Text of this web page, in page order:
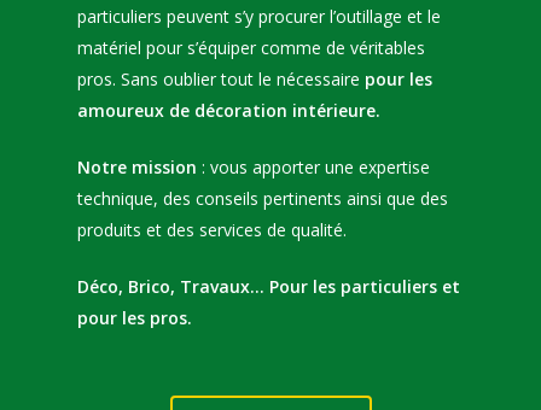
particuliers peuvent s’y procurer l’outillage et le
matériel pour s’équiper comme de véritables
pros. Sans oublier tout le nécessaire pour les
amoureux de décoration intérieure.
Notre mission : vous apporter une expertise
technique, des conseils pertinents ainsi que des
produits et des services de qualité.
Déco, Brico, Travaux… Pour les particuliers et
pour les pros.
Agence de Davézieux
Agence de Saint-Paul-
Romans
Décoration
TEL : 04 75 81 32